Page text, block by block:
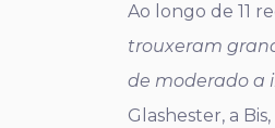
Ao longo de 11
trouxeram
de moderado a
Glashester, a